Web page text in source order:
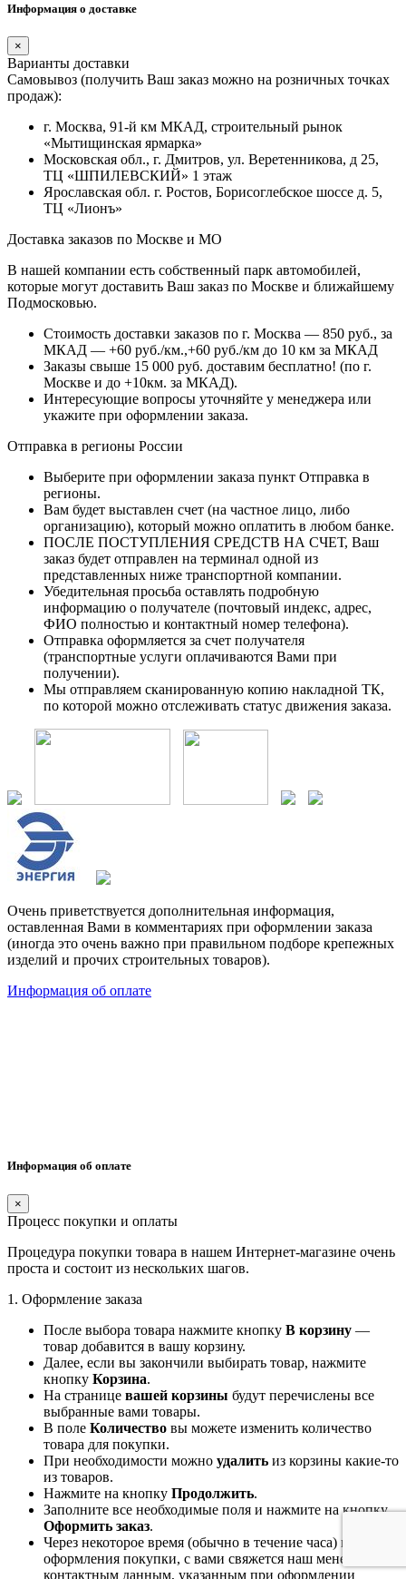
Информация о доставке
×
Варианты доставки
Самовывоз (получить Ваш заказ можно на розничных точках
продаж):
г. Москва, 91-й км МКАД, строительный рынок
«Мытищинская ярмарка»
Московская обл., г. Дмитров, ул. Веретенникова, д 25,
ТЦ «ШПИЛЕВСКИЙ» 1 этаж
Ярославская обл. г. Ростов, Борисоглебское шоссе д. 5,
ТЦ «Лионъ»
Доставка заказов по Москве и МО
В нашей компании есть собственный парк автомобилей,
которые могут доставить Ваш заказ по Москве и ближайшему
Подмосковью.
Стоимость доставки заказов по г. Москва — 850 руб., за
МКАД — +60 руб./км.,+60 руб./км до 10 км за МКАД
Заказы свыше 15 000 руб. доставим бесплатно! (по г.
Москве и до +10км. за МКАД).
Интересующие вопросы уточняйте у менеджера или
укажите при оформлении заказа.
Отправка в регионы России
Выберите при оформлении заказа пункт Отправка в
регионы.
Вам будет выставлен счет (на частное лицо, либо
организацию), который можно оплатить в любом банке.
ПОСЛЕ ПОСТУПЛЕНИЯ СРЕДСТВ НА СЧЕТ, Ваш
заказ будет отправлен на терминал одной из
представленных ниже транспортной компании.
Убедительная просьба оставлять подробную
информацию о получателе (почтовый индекс, адрес,
ФИО полностью и контактный номер телефона).
Отправка оформляется за счет получателя
(транспортные услуги оплачиваются Вами при
получении).
Мы отправляем сканированную копию накладной ТК,
по которой можно отслеживать статус движения заказа.
Очень приветствуется дополнительная информация,
оставленная Вами в комментариях при оформлении заказа
(иногда это очень важно при правильном подборе крепежных
изделий и прочих строительных товаров).
Информация об оплате
Информация об оплате
×
Процесс покупки и оплаты
Процедура покупки товара в нашем Интернет-магазине очень
проста и состоит из нескольких шагов.
1. Оформление заказа
После выбора товара нажмите кнопку В корзину —
товар добавится в вашу корзину.
Далее, если вы закончили выбирать товар, нажмите
кнопку Корзина.
На странице вашей корзины будут перечислены все
выбранные вами товары.
В поле Количество вы можете изменить количество
товара для покупки.
При необходимости можно удалить из корзины какие-то
из товаров.
Нажмите на кнопку Продолжить.
Заполните все необходимые поля и нажмите на кнопку
Оформить заказ.
Через некоторое время (обычно в течение часа) после
оформления покупки, с вами свяжется наш менеджер по
контактным данным, указанным при оформлении